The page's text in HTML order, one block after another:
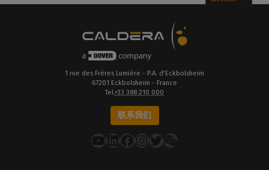
1 rue des Frères Lumière - P.A. d'Eckbolsheim
67201 Eckbolsheim - France
Tel.+33 388 210 000
联系我们
YouTube
LinkedIn
在 Facebook 上Instagram
推特